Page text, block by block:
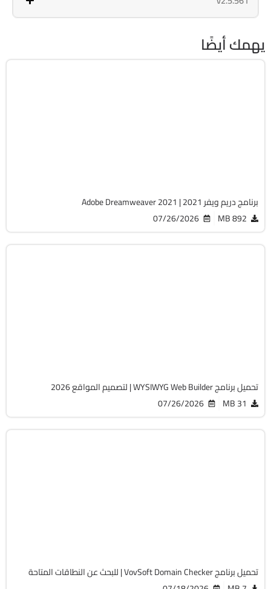
يهمك أيضًا
برنامج دريم ويفر 2021 | Adobe Dreamweaver 2021
892 MB
07/26/2026
تحميل برنامج WYSIWYG Web Builder | لتصميم المواقع 2026
31 MB
07/26/2026
تحميل برنامج VovSoft Domain Checker | للبحث عن النطاقات المتاحة